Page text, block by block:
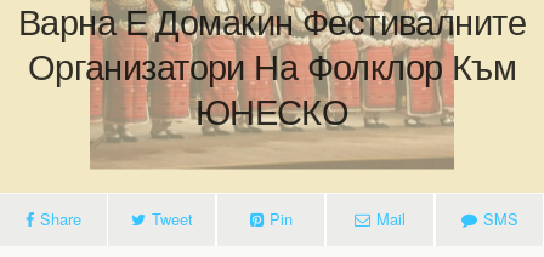
Варна Е Домакин Фестивалните
Организатори На Фолклор Към
ЮНЕСКО
Share Tweet Pin Mail SMS